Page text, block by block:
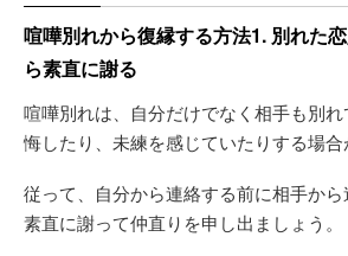
喧嘩別れから復縁する方法1. 別れた
ら素直に謝る
喧嘩別れは、自分だけでなく相手も別
悔したり、未練を感じていたりする場合
従って、自分から連絡する前に相手から
素直に謝って仲直りを申し出ましょう。